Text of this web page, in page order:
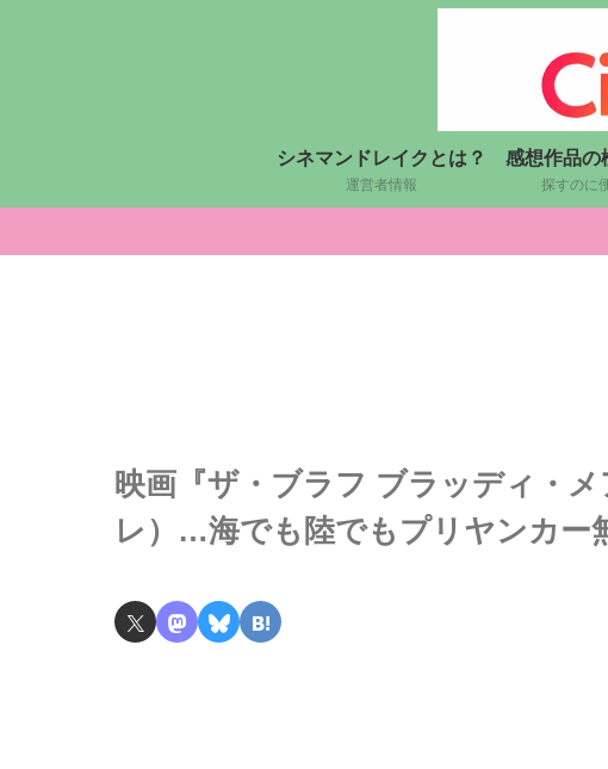
シネマンドレイクとは？
運営者情報
感想作品の
探すのに
映画『ザ・ブラフ ブラッディ・
レ）…海でも陸でもプリヤンカー